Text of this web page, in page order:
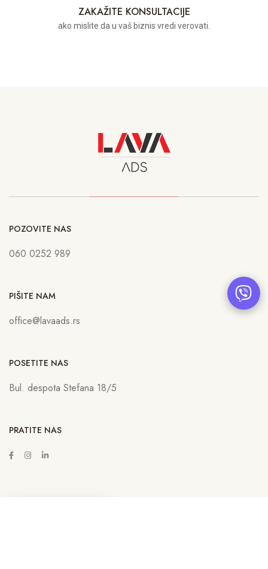
ZAKAŽITE KONSULTACIJE
ako mislite da u vaš biznis vredi verovati.
POZOVITE NAS
060 0252 989
PIŠITE NAM
office@lavaads.rs
POSETITE NAS
Bul. despota Stefana 18/5
PRATITE NAS